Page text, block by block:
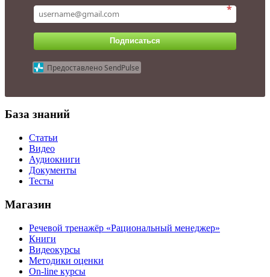
*
Подписаться
Предоставлено SendPulse
База знаний
Статьи
Видео
Аудиокниги
Документы
Тесты
Магазин
Речевой тренажёр «Рациональный менеджер»
Книги
Видеокурсы
Методики оценки
On-line курсы